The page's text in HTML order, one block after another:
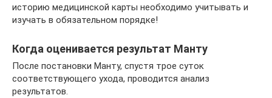
историю медицинской карты необходимо учитывать и
изучать в обязательном порядке!
Когда оценивается результат Манту
После постановки Манту, спустя трое суток
соответствующего ухода, проводится анализ
результатов.